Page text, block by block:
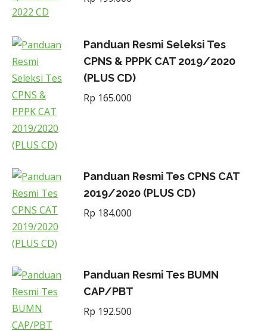
Panduan Resmi Seleksi Tes
CPNS & PPPK CAT 2019/2020
(PLUS CD)
Rp 165.000
Panduan Resmi Tes CPNS CAT
2019/2020 (PLUS CD)
Rp 184.000
Panduan Resmi Tes BUMN
CAP/PBT
Rp 192.500